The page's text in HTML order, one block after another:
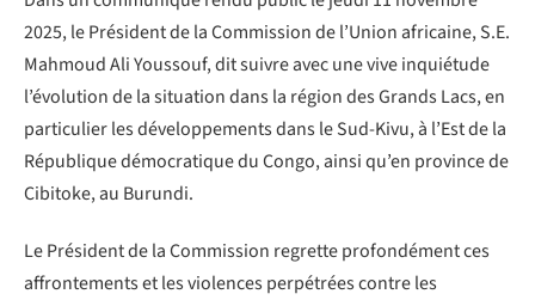
2025, le Président de la Commission de l’Union africaine, S.E.
Mahmoud Ali Youssouf, dit suivre avec une vive inquiétude
l’évolution de la situation dans la région des Grands Lacs, en
particulier les développements dans le Sud-Kivu, à l’Est de la
République démocratique du Congo, ainsi qu’en province de
Cibitoke, au Burundi.
Le Président de la Commission regrette profondément ces
affrontements et les violences perpétrées contre les